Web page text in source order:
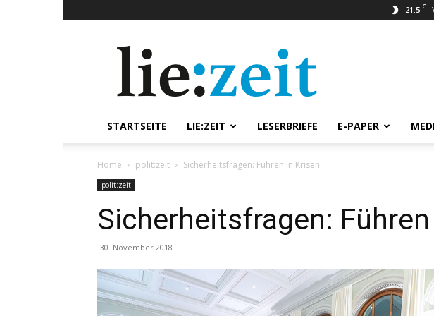
21.5 C
STARTSEITE LIE:ZEIT LESERBRIEFE E-PAPER
Home polit:zeit Sicherheitsfragen: Führen in Krisen
polit:zeit
Sicherheitsfragen:
30. November 2018